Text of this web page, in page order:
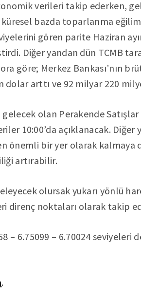
verileri takip ederken,
bazda toparlanma
gören parite Haziran
Diğer yandan dün TCMB
göre; Merkez Bankası’nın
arttı ve 92 milyar 220
olan Perakende
10:00’da açıklanacak. Diğer
önemli bir yer olarak kalmaya
artırabilir.
olursak yukarı yönlü
direnç noktaları olarak takip
– 6.75099 – 6.70024 seviyeleri
.